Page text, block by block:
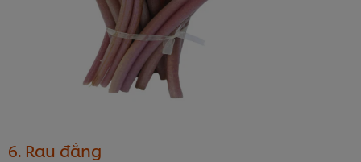
6. Rau đắng